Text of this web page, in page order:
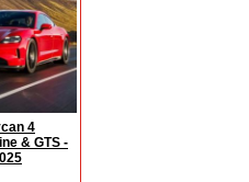
4
& GTS -